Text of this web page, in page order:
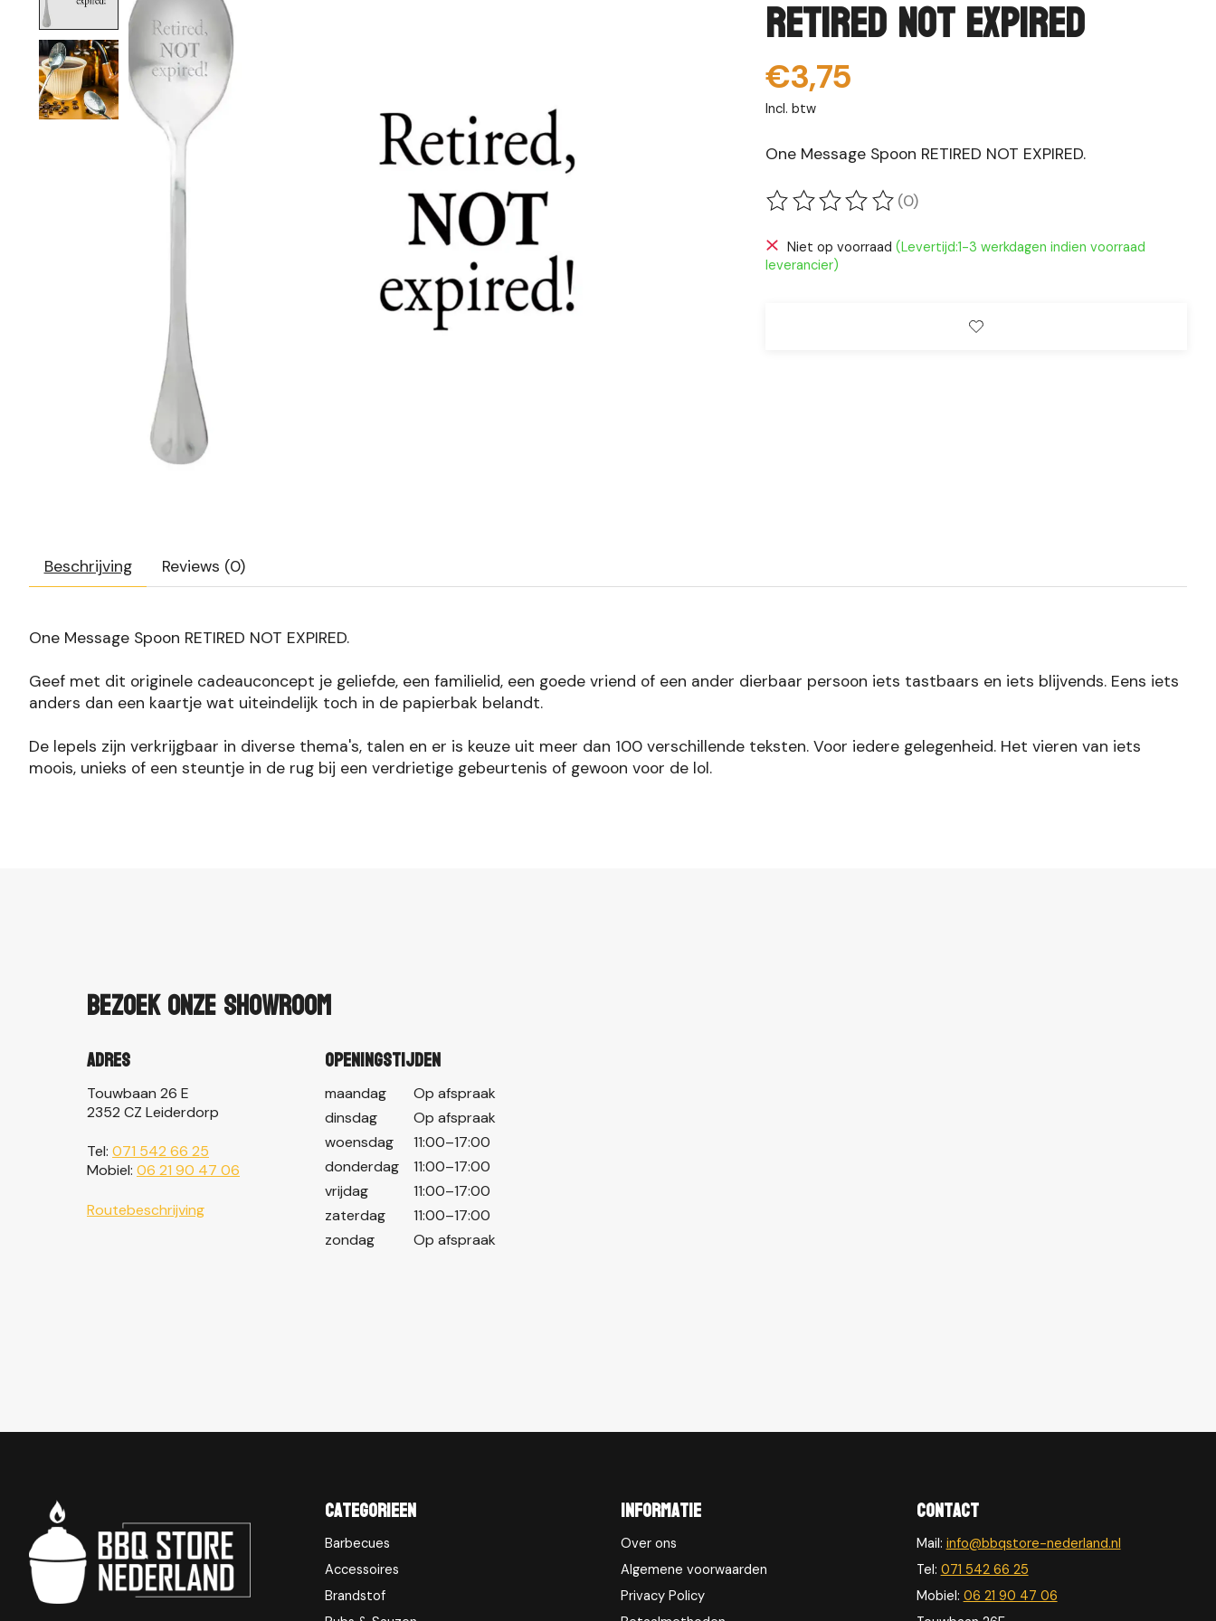
Retired not expired
€3,75
Incl. btw
One Message Spoon RETIRED NOT EXPIRED.
De beoordeling van dit product is
(0)
Niet op voorraad (Levertijd:1-3 werkdagen indien voorraad
leverancier)
Beschrijving Reviews (0)
One Message Spoon RETIRED NOT EXPIRED.
Geef met dit originele cadeauconcept je geliefde, een familielid, een goede vriend of een ander dierbaar persoon iets tastbaars en iets blijvends. Eens iets
anders dan een kaartje wat uiteindelijk toch in de papierbak belandt.
De lepels zijn verkrijgbaar in diverse thema's, talen en er is keuze uit meer dan 100 verschillende teksten. Voor iedere gelegenheid. Het vieren van iets
moois, unieks of een steuntje in de rug bij een verdrietige gebeurtenis of gewoon voor de lol.
Bezoek onze showroom
Adres
Touwbaan 26 E
2352 CZ Leiderdorp
Tel: 071 542 66 25
Mobiel: 06 21 90 47 06
Routebeschrijving
Openingstijden
maandag
Op afspraak
dinsdag
Op afspraak
woensdag
11:00–17:00
donderdag
11:00–17:00
vrijdag
11:00–17:00
zaterdag
11:00–17:00
zondag
Op afspraak
Categorieen
Barbecues
Accessoires
Brandstof
Informatie
Over ons
Algemene voorwaarden
Privacy Policy
Contact
Mail: info@bbqstore-nederland.nl
Tel: 071 542 66 25
Mobiel: 06 21 90 47 06